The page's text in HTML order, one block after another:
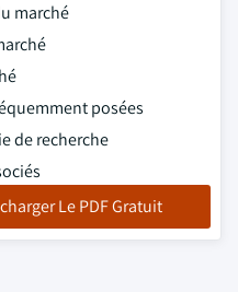
marché
posées
de recherche
Le PDF Gratuit